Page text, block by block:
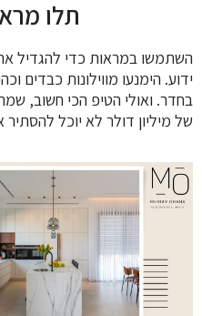
תלו
השתמשו במראות כדי להגדיל
ידוע. הימנעו מווילונות כבדים
בחדר. ואולי הטיפ הכי חשוב,
של מיליון דולר לא יוכל